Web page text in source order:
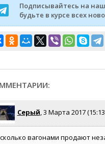
Подписывайтесь на
будьте в курсе всех
Серый, 3 Марта 2017
вагонами продают